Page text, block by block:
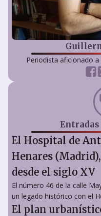
Periodista aficionado
Entradas
El Hospital de
Henares
desde el siglo XV
El número 46 de la calle
un legado histórico con el
El plan